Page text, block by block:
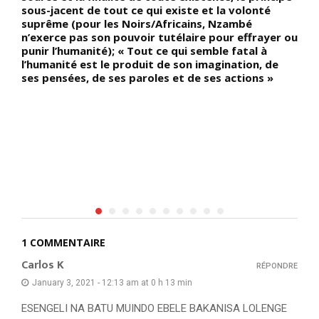
sous-jacent de tout ce qui existe et la volonté
suprême (pour les Noirs/Africains, Nzambé
n’exerce pas son pouvoir tutélaire pour effrayer ou
punir l’humanité); « Tout ce qui semble fatal à
l’humanité est le produit de son imagination, de
ses pensées, de ses paroles et de ses actions »
1 COMMENTAIRE
Carlos K
January 3, 2021 - 12:13 am at 0 h 13 min
ESENGELI NA BATU MUINDO EBELE BAKANISA LOLENGE
RÉPONDRE